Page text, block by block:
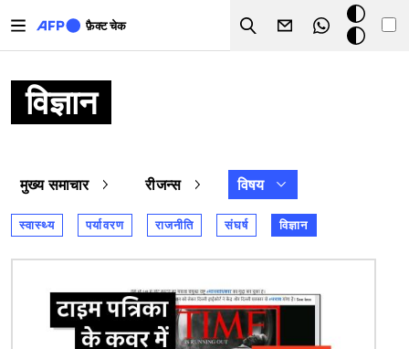
फ़ैक्ट चेक
Search
डार्क
मोड
विज्ञान
मुख्य समाचार रीजन्स विषय
स्वास्थ्य पर्यावरण राजनीति संघर्ष विज्ञान